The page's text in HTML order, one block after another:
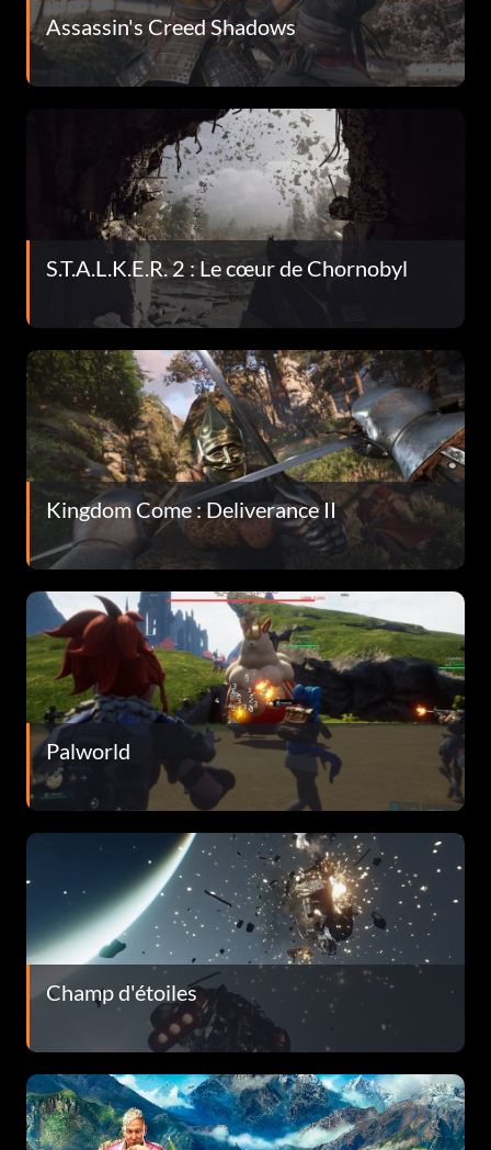
Assassin's Creed Shadows
S.T.A.L.K.E.R. 2 : Le cœur de Chornobyl
Kingdom Come : Deliverance II
Palworld
Champ d'étoiles